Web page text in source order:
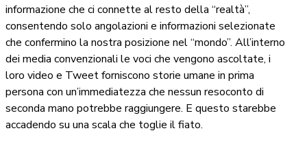
informazione che ci connette al resto della “realtà”,
consentendo solo angolazioni e informazioni selezionate
che confermino la nostra posizione nel “mondo”. All’interno
dei media convenzionali le voci che vengono ascoltate, i
loro video e Tweet forniscono storie umane in prima
persona con un’immediatezza che nessun resoconto di
seconda mano potrebbe raggiungere. E questo starebbe
accadendo su una scala che toglie il fiato.